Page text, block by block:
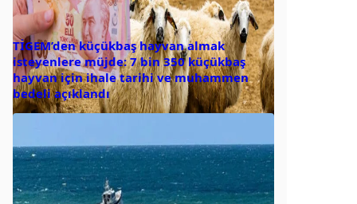
TİGEM’den küçükbaş hayvan almak
isteyenlere müjde: 7 bin 350 küçükbaş
hayvan için ihale tarihi ve muhammen
bedeli açıklandı